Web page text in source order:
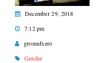
December 29, 2018
7:12 pm
groundxero
Gender